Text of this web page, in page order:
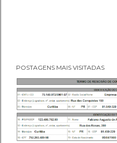
POSTAGENS MAIS VISITADAS